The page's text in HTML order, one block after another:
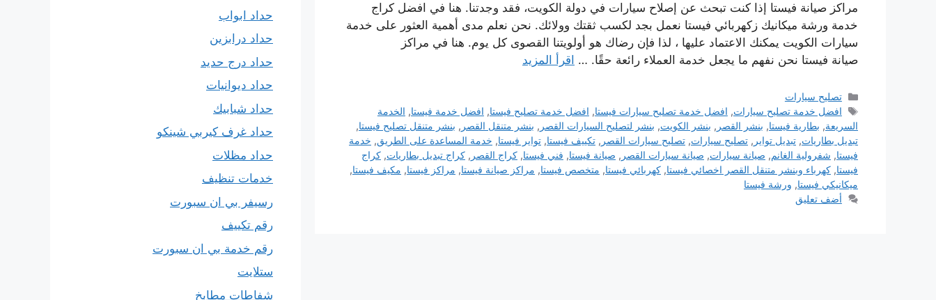
مراكز صيانة فيستا إذا كنت تبحث عن إصلاح سيارات في دولة الكويت، فقد وجدتنا. هنا في افضل كراج
خدمة ورشة ميكانيك زكهربائي فيستا نعمل بجد لكسب ثقتك وولائك. نحن نعلم مدى أهمية العثور على خدمة
سيارات الكويت يمكنك الاعتماد عليها ، لذا فإن رضاك ​​هو أولويتنا القصوى كل يوم. هنا في مراكز
صيانة فيستا نحن نفهم ما يجعل خدمة العملاء رائعة حقًا. … اقرأ المزيد
التصنيفات
تصليح سيارات
الوسوم
افضل خدمة تصليح سيارات, افضل خدمة تصليح سيارات فيستا, افضل خدمة تصليح فيستا, افضل خدمة فيستا, الخدمة
السريعة, بطارية فيستا, بنشر القصر , بنشر الكويت, بنشر لتصليح السيارات القصر , بنشر متنقل القصر , بنشر متنقل تصليح فيستا,
تبديل بطاريات, تبديل تواير , تصليح سيارات, تصليح سيارات القصر , تكييف فيستا, تواير فيستا, خدمة المساعدة على الطريق, خدمة
فيستا, شفرولية الغانم, صيانة سيارات, صيانة سيارات القصر , صيانة فيستا, فني فيستا, كراج القصر , كراج تبديل بطاريات, كراج
فيستا, كهرباء وبنشر متنقل القصر اخصائي فيستا, كهربائي فيستا, متخصص فيستا, مراكز صيانة فيستا, مراكز فيستا, مكيف فيستا,
ميكانيكي فيستا, ورشة فيستا
أضف تعليق
حداد ابواب
حداد درابزين
حداد درج حديد
حداد ديوانيات
حداد شبابيك
حداد غرف كيربي شينكو
حداد مظلات
خدمات تنظيف
رسيفر بي ان سبورت
رقم تكييف
رقم خدمة بي ان سبورت
ستلايت
شفاطات مطابخ